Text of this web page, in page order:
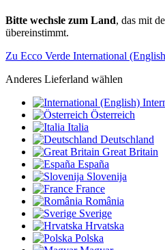
Bitte wechsle zum Land, das mit
übereinstimmt.
Zu Ecco Verde International
Anderes Lieferland wählen
Österreich
Italia
Deutschland
Great Britain
España
Slovenija
France
România
Sverige
Hrvatska
Polska